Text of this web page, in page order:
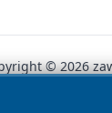
© 2026